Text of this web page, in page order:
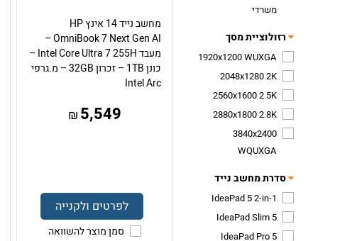
משרדי
רזולוציית מסך
1920x1200 WUXGA
2048x1280 2K
2560x1600 2.5K
2880x1800 2.8K
3840x2400
WQUXGA
סדרת מחשב נייד
IdeaPad 5 2-in-1
IdeaPad Slim 5
IdeaPad Pro 5
מחשב נייד 14 אינץ HP
OmniBook 7 Next Gen AI –
מעבד Intel Core Ultra 7 255H –
כונן 1TB – זכרון 32GB – מ.גרפי
Intel Arc
5,549
₪
לפרטים ולקנייה
סמן מוצר להשוואה